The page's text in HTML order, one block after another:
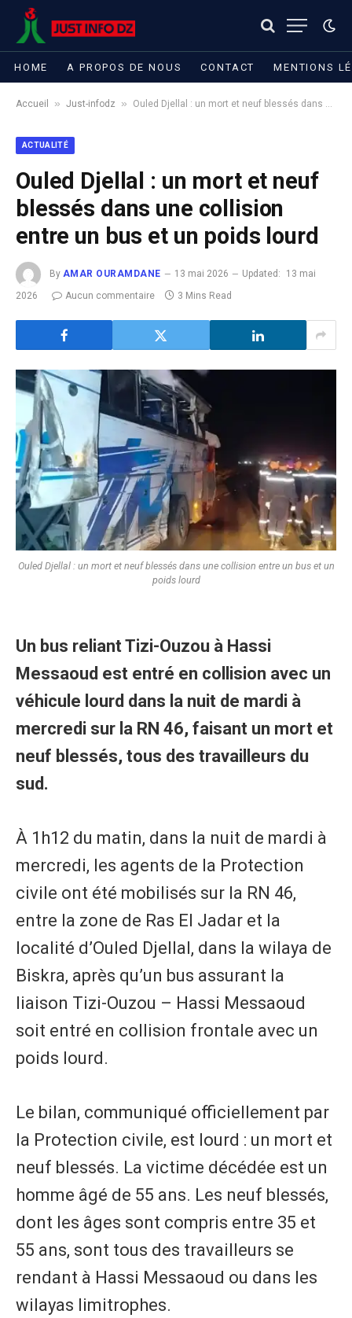
HOME A PROPOS DE NOUS CONTACT MENTIONS
Accueil » Just-infodz » Ouled Djellal : un mort et neuf blessés dans une collision entre un bus et un poids lourd
ACTUALITÉ
Ouled Djellal : un mort et neuf
blessés dans une collision
entre un bus et un poids lourd
By AMAR OURAMDANE 13 mai 2026 Updated:
13 mai
2026
Aucun commentaire 3 Mins Read
Ouled Djellal : un mort et neuf blessés dans une collision entre un bus et un
poids lourd
Un bus reliant Tizi-Ouzou à Hassi
Messaoud est entré en collision avec un
véhicule lourd dans la nuit de mardi à
mercredi sur la RN 46, faisant un mort et
neuf blessés, tous des travailleurs du
sud.
À 1h12 du matin, dans la nuit de mardi à
mercredi, les agents de la Protection
civile ont été mobilisés sur la RN 46,
entre la zone de Ras El Jadar et la
localité d’Ouled Djellal, dans la wilaya de
Biskra, après qu’un bus assurant la
liaison Tizi-Ouzou – Hassi Messaoud
soit entré en collision frontale avec un
poids lourd.
Le bilan, communiqué officiellement par
la Protection civile, est lourd : un mort et
neuf blessés. La victime décédée est un
homme âgé de 55 ans. Les neuf blessés,
dont les âges sont compris entre 35 et
55 ans, sont tous des travailleurs se
rendant à Hassi Messaoud ou dans les
wilayas limitrophes.